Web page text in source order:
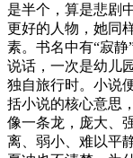
是半个，算是悲剧
更好的人物，她同
素。书名中有“寂
说话，一次是幼儿
独自旅行时。小说
括小说的核心意思
像一条龙，庞大、
离、弱小、难以